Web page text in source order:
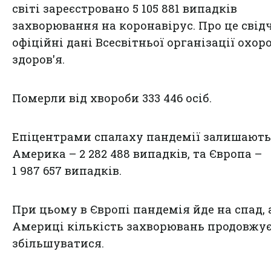
світі зареєстровано 5 105 881 випадків
захворювання на коронавірус. Про це
офіційні дані Всесвітньої організації
здоров'я.
Померли від хвороби 333 446 осіб.
Епіцентрами спалаху пандемії
Америка – 2 282 488 випадків, та Європа –
1 987 657 випадків.
При цьому в Європі пандемія йде на спад,
Америці кількість захворювань
збільшуватися.